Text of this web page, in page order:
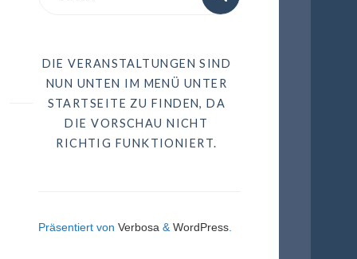
DIE VERANSTALTUNGEN SIND
NUN UNTEN IM MENÜ UNTER
STARTSEITE ZU FINDEN, DA
DIE VORSCHAU NICHT
RICHTIG FUNKTIONIERT.
Präsentiert von Verbosa & WordPress